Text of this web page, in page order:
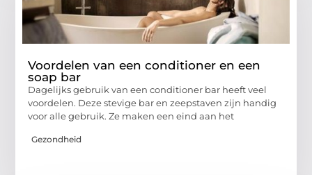
Voordelen van een conditioner en een
soap bar
Dagelijks gebruik van een conditioner bar heeft veel
voordelen. Deze stevige bar en zeepstaven zijn handig
voor alle gebruik. Ze maken een eind aan het
Gezondheid